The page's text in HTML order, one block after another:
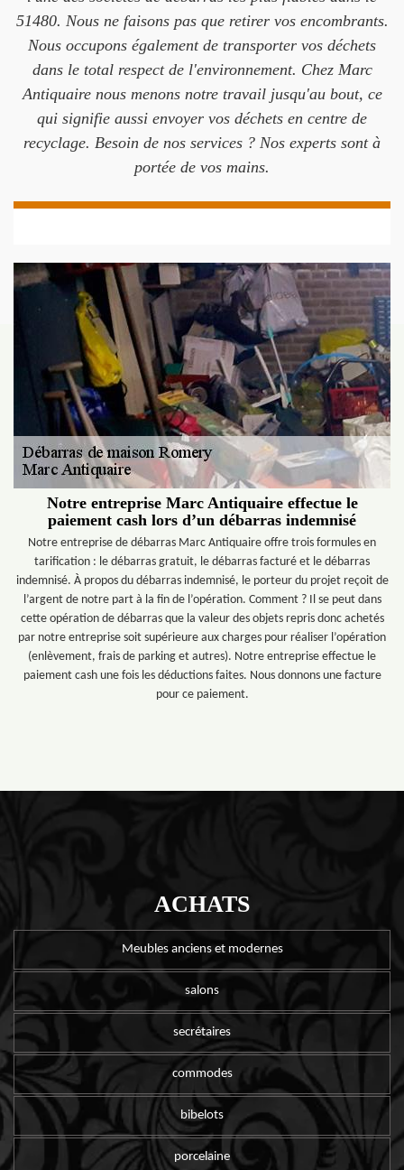
51480. Nous ne faisons pas que retirer vos encombrants.
Nous occupons également de transporter vos déchets
dans le total respect de l'environnement. Chez Marc
Antiquaire nous menons notre travail jusqu'au bout, ce
qui signifie aussi envoyer vos déchets en centre de
recyclage. Besoin de nos services ? Nos experts sont à
portée de vos mains.
Notre entreprise Marc Antiquaire effectue le
paiement cash lors d’un débarras indemnisé
Notre entreprise de débarras Marc Antiquaire offre trois formules en
tarification : le débarras gratuit, le débarras facturé et le débarras
indemnisé. À propos du débarras indemnisé, le porteur du projet reçoit de
l’argent de notre part à la fin de l’opération. Comment ? Il se peut dans
cette opération de débarras que la valeur des objets repris donc achetés
par notre entreprise soit supérieure aux charges pour réaliser l’opération
(enlèvement, frais de parking et autres). Notre entreprise effectue le
paiement cash une fois les déductions faites. Nous donnons une facture
pour ce paiement.
ACHATS
Meubles anciens et modernes
salons
secrétaires
commodes
bibelots
porcelaine